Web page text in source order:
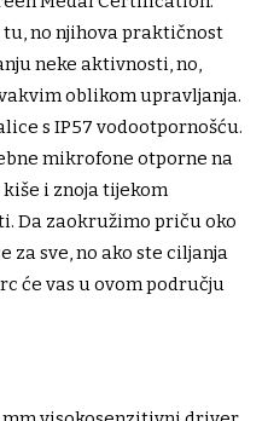
no njihova praktičnost
neke aktivnosti, no,
oblikom upravljanja.
s IP57 vodootpornošću.
mikrofone otporne na
i znoja tijekom
Da zaokružimo priču oko
za sve, no ako ste ciljanja
će vas u ovom području